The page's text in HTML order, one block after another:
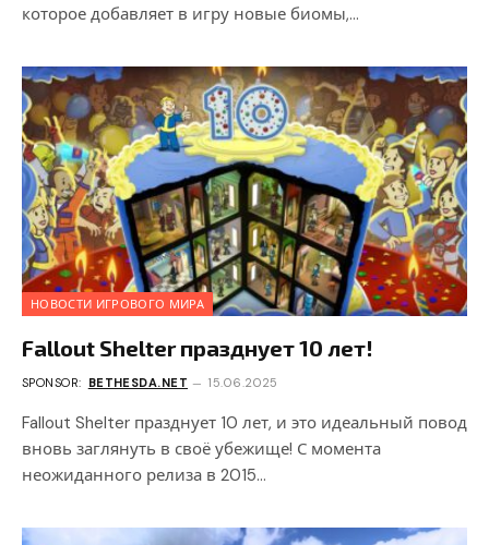
которое добавляет в игру новые биомы,…
НОВОСТИ ИГРОВОГО МИРА
Fallout Shelter празднует 10 лет!
SPONSOR: BETHESDA.NET 15.06.2025
Fallout Shelter празднует 10 лет, и это идеальный повод
вновь заглянуть в своё убежище! С момента
неожиданного релиза в 2015…